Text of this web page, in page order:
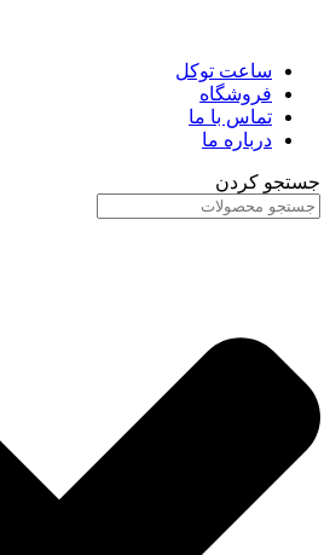
ساعت توکل
فروشگاه
تماس با ما
درباره ما
جستجو کردن